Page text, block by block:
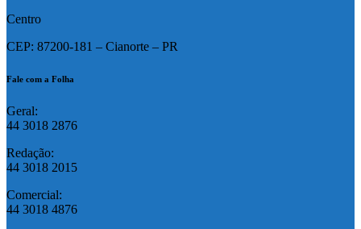
Centro
CEP: 87200-181 – Cianorte – PR
Fale com a Folha
Geral:
44 3018 2876
Redação:
44 3018 2015
Comercial:
44 3018 4876